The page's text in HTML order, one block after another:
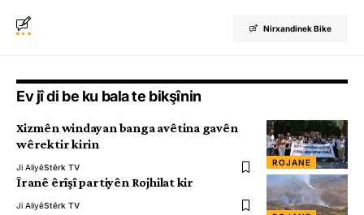
Nirxandinek Bike
Ev jî di be ku bala te bikşînin
ROJANE
Xizmên windayan banga avêtina gavên
wêrektir kirin
Ji AliyêStêrk TV
Îranê êrîşî partiyên Rojhilat kir
Ji AliyêStêrk TV